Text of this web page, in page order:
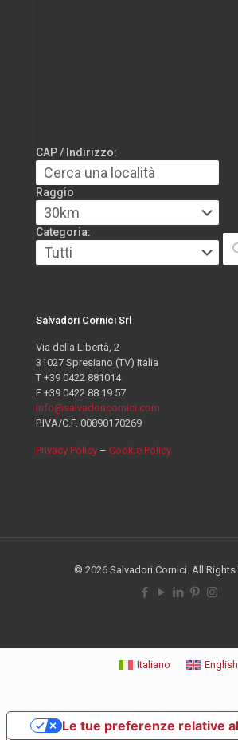
CAP / Indirizzo:
Raggio
Categoria:
Salvadori Cornici Srl
Via della Libertà, 2
31027 Spresiano (TV) Italia
T +39 0422 881014
F +39 0422 88 19 57
info@salvadoricornici.com
P.IVA/C.F. 00890170269
Privacy Policy – Cookie Policy
© 2026 Salvadori Cornici. All Rights
Italiano English
Le tue preferenze relative